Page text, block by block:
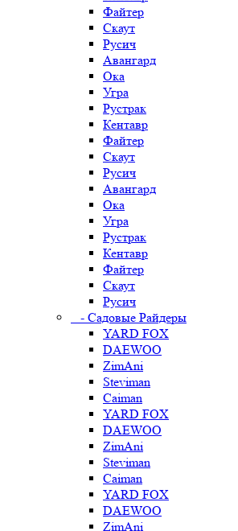
Файтер
Скаут
Русич
Авангард
Ока
Угра
Рустрак
Кентавр
Файтер
Скаут
Русич
Авангард
Ока
Угра
Рустрак
Кентавр
Файтер
Скаут
Русич
- Садовые Райдеры
YARD FOX
DAEWOO
ZimAni
Steviman
Caiman
YARD FOX
DAEWOO
ZimAni
Steviman
Caiman
YARD FOX
DAEWOO
ZimAni